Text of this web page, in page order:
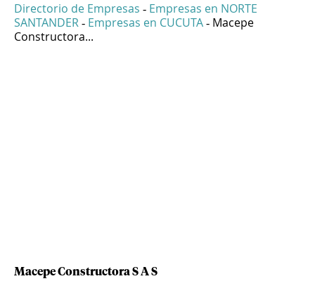
Directorio de Empresas - Empresas en NORTE
SANTANDER - Empresas en CUCUTA - Macepe
Constructora...
Macepe Constructora S A S